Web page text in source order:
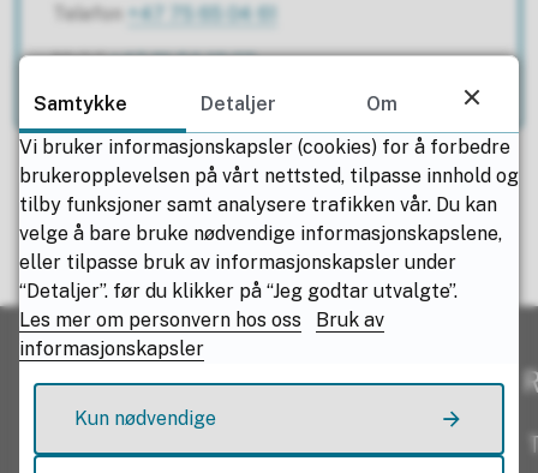
Telefon +47 75 65 04 61
Mobil+47 91 54 19 03
Fant du det du lette etter?
Ja Nei
Samtykke Detaljer
Om
Vi bruker informasjonskapsler (cookies) for å forbedre
brukeropplevelsen på vårt nettsted, tilpasse innhold og
tilby funksjoner samt analysere trafikken vår. Du kan
velge å bare bruke nødvendige informasjonskapslene,
eller tilpasse bruk av informasjonskapsler under
“Detaljer”. før du klikker på “Jeg godtar utvalgte”.
Les mer om personvern hos oss
Bruk av
informasjonskapsler
Kun nødvendige